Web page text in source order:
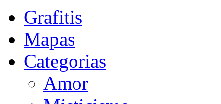
Grafitis
Mapas
Categorias
Amor